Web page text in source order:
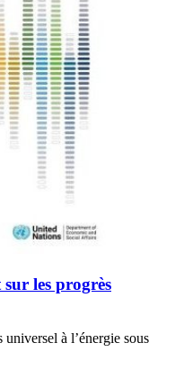
les progrès
universel à l’énergie sous